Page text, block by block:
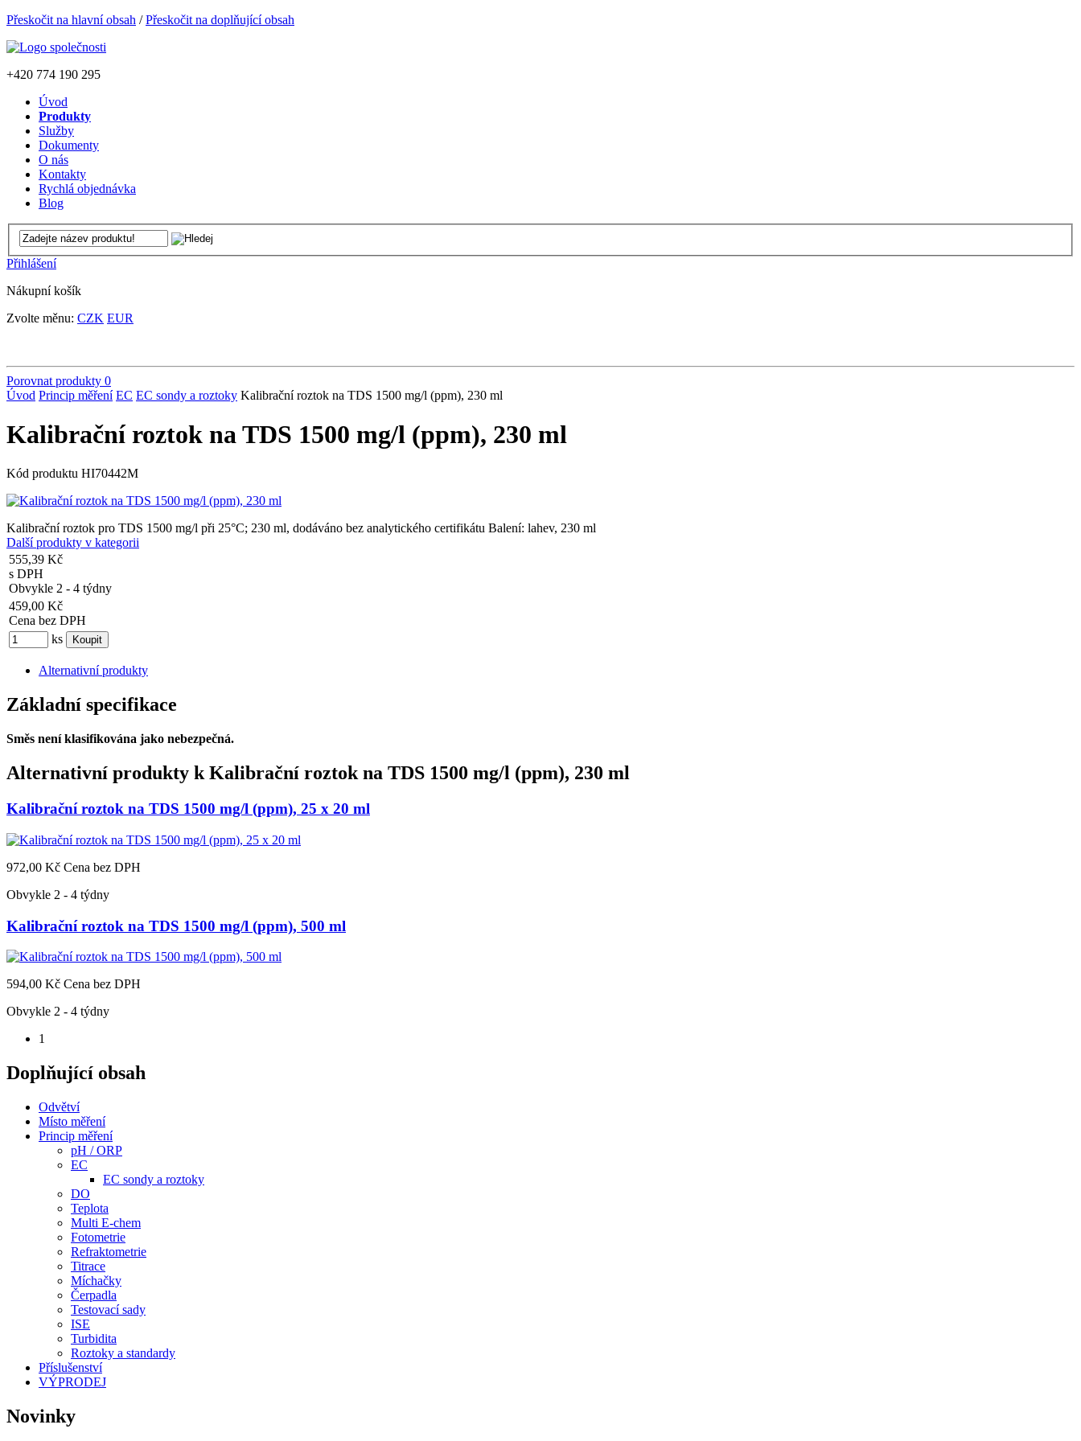
Přeskočit na hlavní obsah /Přeskočit na doplňující obsah
+420 774 190 295
Úvod
Produkty
Služby
Dokumenty
O nás
Kontakty
Rychlá objednávka
Blog
Přihlášení
Nákupní košík
Zvolte měnu: CZK EUR
Porovnat produkty 0
Úvod Princip měření EC EC sondy a roztoky Kalibrační roztok na TDS 1500 mg/l (ppm), 230 ml
Kalibrační roztok na TDS 1500 mg/l (ppm), 230 ml
Kód produktu HI70442M
Kalibrační roztok pro TDS 1500 mg/l při 25°C; 230 ml, dodáváno bez analytického certifikátu Balení: lahev, 230 ml
Další produkty v kategorii
555,39 Kč
s DPH
Obvykle 2 - 4 týdny
459,00 Kč
Cena bez DPH
ks
Alternativní produkty
Základní specifikace
Směs není klasifikována jako nebezpečná.
Alternativní produkty k Kalibrační roztok na TDS 1500 mg/l (ppm), 230 ml
Kalibrační roztok na TDS 1500 mg/l (ppm), 25 x 20 ml
972,00 Kč Cena bez DPH
Obvykle 2 - 4 týdny
Kalibrační roztok na TDS 1500 mg/l (ppm), 500 ml
594,00 Kč Cena bez DPH
Obvykle 2 - 4 týdny
1
Doplňující obsah
Odvětví
Místo měření
Princip měření
pH / ORP
EC
EC sondy a roztoky
DO
Teplota
Multi E-chem
Fotometrie
Refraktometrie
Titrace
Míchačky
Čerpadla
Testovací sady
ISE
Turbidita
Roztoky a standardy
Příslušenství
VÝPRODEJ
Novinky